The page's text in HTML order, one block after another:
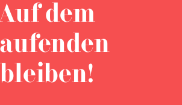
dem
bleiben!